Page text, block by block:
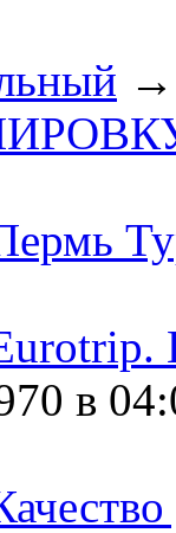
в